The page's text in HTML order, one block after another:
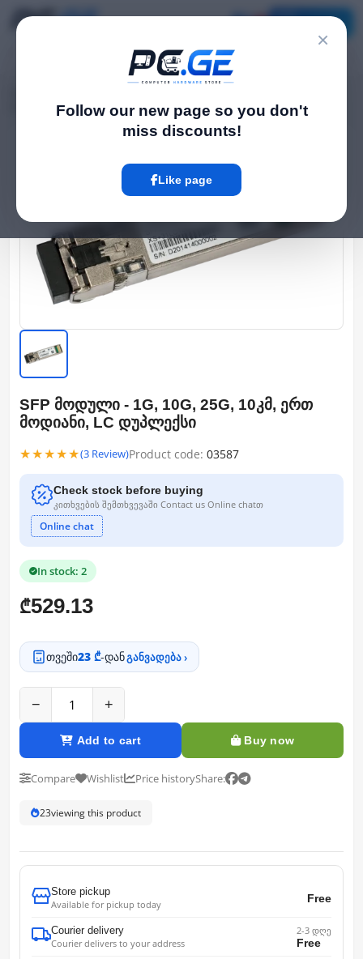
×
Follow our new page so you don't
miss discounts!
Like page
SFP მოდული - 1G, 10G, 25G, 10კმ, ერთ მოდიანი, LC დუპლექსი
SFP მოდული - 1G, 10G, 25G, 10კმ, ერთ
მოდიანი, LC დუპლექსი
★★★★★(3 Review)Product code: 03587
Check stock before buying
კითხვების შემთხვევაში Contact us Online chatთ
Online chat
In stock: 2
₾529.13
თვეში23 ₾-დანგანვადება ›
− +
Add to cart Buy now
Compare Wishlist Price historyShare:
23viewing this product
Store pickup
Available for pickup today
Free
Courier delivery
Courier delivers to your address
2-3 დღე
Free